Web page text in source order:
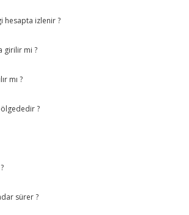
hesapta izlenir ?
girilir mi ?
mı ?
?
sürer ?